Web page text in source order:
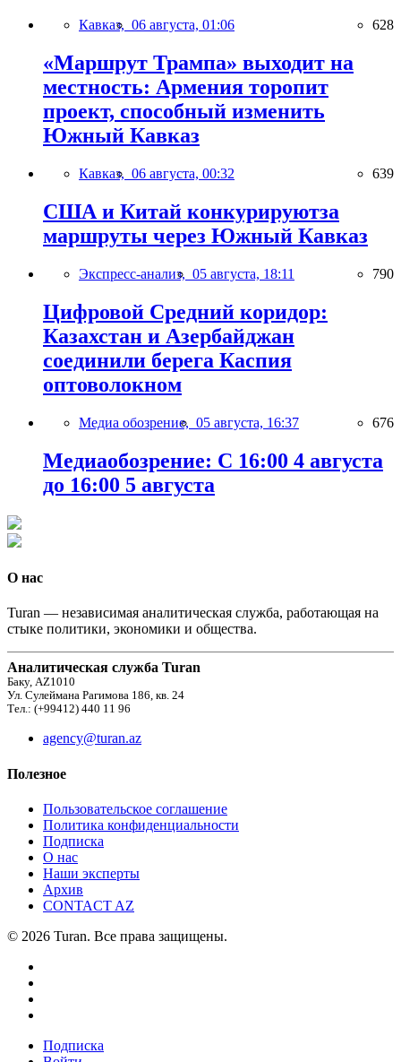
Кавказ, 06 августа, 01:06 628
«Маршрут Трампа» выходит на
местность: Армения торопит
проект, способный изменить
Южный Кавказ
Кавказ, 06 августа, 00:32 639
США и Китай конкурируютза
маршруты через Южный Кавказ
Экспресс-анализ, 05 августа, 18:11 790
Цифровой Средний коридор:
Казахстан и Азербайджан
соединили берега Каспия
оптоволокном
Медиа обозрение, 05 августа, 16:37 676
Медиаобозрение: С 16:00 4 августа
до 16:00 5 августа
О нас
Turan — независимая аналитическая служба, работающая на
стыке политики, экономики и общества.
Аналитическая служба Turan
Баку, AZ1010
Ул. Сулеймана Рагимова 186, кв. 24
Тел.: (+99412) 440 11 96
agency@turan.az
Полезное
Пользовательское соглашение
Политика конфиденциальности
Подписка
О нас
Наши эксперты
Архив
CONTACT AZ
© 2026 Turan. Все права защищены.
Подписка